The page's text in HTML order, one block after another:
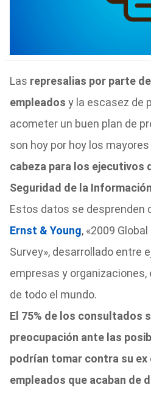
Las represalias por parte
empleados y la escasez de
acometer un buen plan de
son hoy por hoy los mayores
cabeza para los ejecutivos
Seguridad de la
Estos datos se desprenden
Ernst & Young, «2009
Survey», desarrollado entre
empresas y organizaciones,
de todo el mundo.
El 75% de los consultados
preocupación ante las
podrían tomar contra su ex
empleados que acaban de